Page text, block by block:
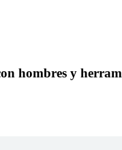
hombres y